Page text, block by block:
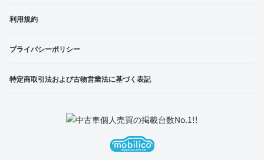
利用規約
プライバシーポリシー
特定商取引法および古物営業法に基づく表記